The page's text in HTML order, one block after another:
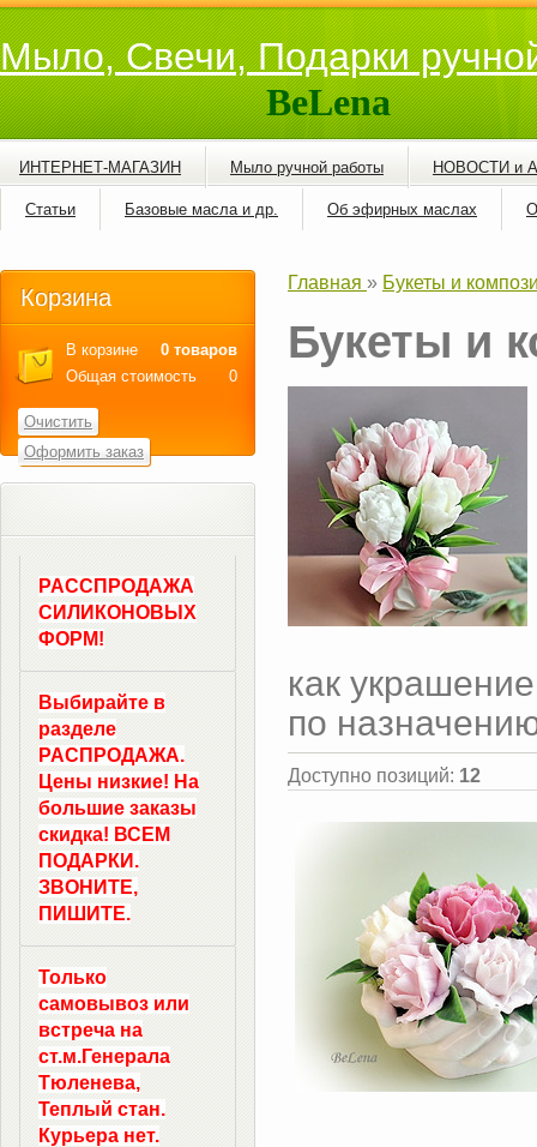
Мыло, Свечи, Подарки
BeLena
ИНТЕРНЕТ-МАГАЗИН Мыло ручной работы НОВОСТИ и
Статьи Базовые масла и др. Об эфирных маслах
Главная » Букеты и
Букеты и
как
по
Доступно позиций: 12
Корзина
В корзине
0 товаров
Общая стоимость
0
Очистить
Оформить заказ
РАССПРОДАЖА
СИЛИКОНОВЫХ
ФОРМ!
Выбирайте в
разделе
РАСПРОДАЖА.
Цены низкие! На
большие заказы
скидка! ВСЕМ
ПОДАРКИ.
ЗВОНИТЕ,
ПИШИТЕ.
Только
самовывоз или
встреча на
ст.м.Генерала
Тюленева,
Теплый стан.
Курьера нет.